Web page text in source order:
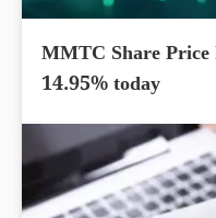
MMTC Share
14.95% today